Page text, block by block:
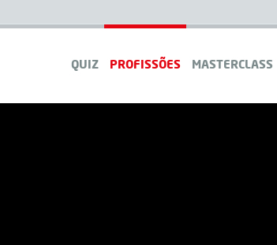
QUIZ PROFISSÕES MASTERCLASS